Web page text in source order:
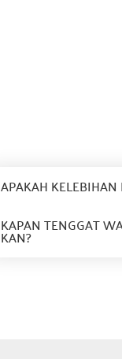
APAKAH
KAPAN TENGGAT
KAN?